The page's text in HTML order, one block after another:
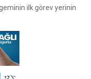
ilk görev yerinin